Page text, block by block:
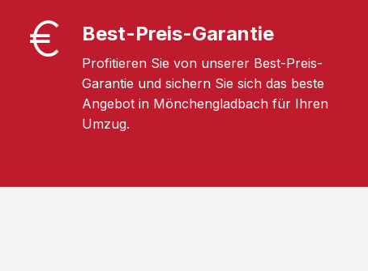
Best-Preis-Garantie
Profitieren Sie von unserer Best-Preis-
Garantie und sichern Sie sich das beste
Angebot in Mönchengladbach für Ihren
Umzug.